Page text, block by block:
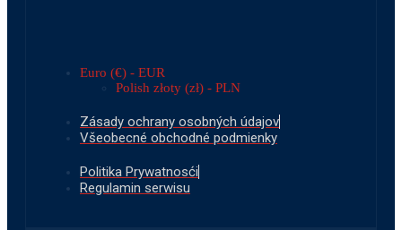
Euro (€) - EUR
Polish złoty (zł) - PLN
Zásady ochrany osobných údajov
Všeobecné obchodné podmienky
Politika Prywatnosći
Regulamin serwisu